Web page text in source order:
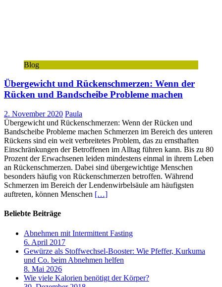
Blog
Übergewicht und Rückenschmerzen: Wenn der
Rücken und Bandscheibe Probleme machen
2. November 2020 Paula
Übergewicht und Rückenschmerzen: Wenn der Rücken und
Bandscheibe Probleme machen Schmerzen im Bereich des unteren
Rückens sind ein weit verbreitetes Problem, das zu ernsthaften
Einschränkungen der Betroffenen im Alltag führen kann. Bis zu 80
Prozent der Erwachsenen leiden mindestens einmal in ihrem Leben
an Rückenschmerzen. Dabei sind übergewichtige Menschen
besonders häufig von Rückenschmerzen betroffen. Während
Schmerzen im Bereich der Lendenwirbelsäule am häufigsten
auftreten, können Menschen […]
Beliebte Beiträge
Abnehmen mit Intermittent Fasting
6. April 2017
Gewürze als Stoffwechsel-Booster: Wie Pfeffer, Kurkuma
und Co. beim Abnehmen helfen
8. Mai 2026
Wie viele Kalorien benötigt der Körper?